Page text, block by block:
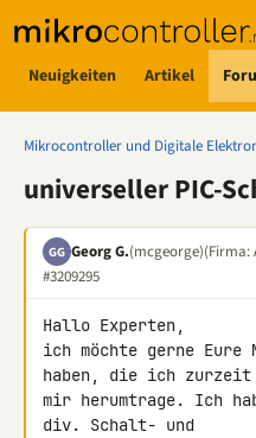
Neuigkeiten Artikel
Mikrocontroller und Digitale
universeller PIC-
GG Georg G.(mcgeorge)(Firma:
#3209295
Hallo Experten,
ich möchte gerne Eure
haben, die ich
mir herumtrage. Ich
div. Schalt- und